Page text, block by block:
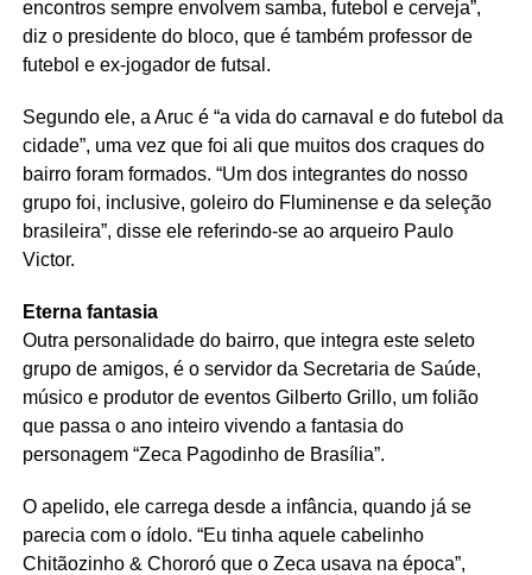
encontros sempre envolvem samba, futebol e cerveja”,
diz o presidente do bloco, que é também professor de
futebol e ex-jogador de futsal.
Segundo ele, a Aruc é “a vida do carnaval e do futebol da
cidade”, uma vez que foi ali que muitos dos craques do
bairro foram formados. “Um dos integrantes do nosso
grupo foi, inclusive, goleiro do Fluminense e da seleção
brasileira”, disse ele referindo-se ao arqueiro Paulo
Victor.
Eterna fantasia
Outra personalidade do bairro, que integra este seleto
grupo de amigos, é o servidor da Secretaria de Saúde,
músico e produtor de eventos Gilberto Grillo, um folião
que passa o ano inteiro vivendo a fantasia do
personagem “Zeca Pagodinho de Brasília”.
O apelido, ele carrega desde a infância, quando já se
parecia com o ídolo. “Eu tinha aquele cabelinho
Chitãozinho & Chororó que o Zeca usava na época”,